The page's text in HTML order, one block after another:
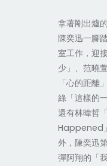
拿著剛出爐
陳奕迅一腳
室工作，迎
少」、范曉
「心的距離
綠「這樣的
還有林暐哲
Happened
外，陳奕迅
彈阿翔的「